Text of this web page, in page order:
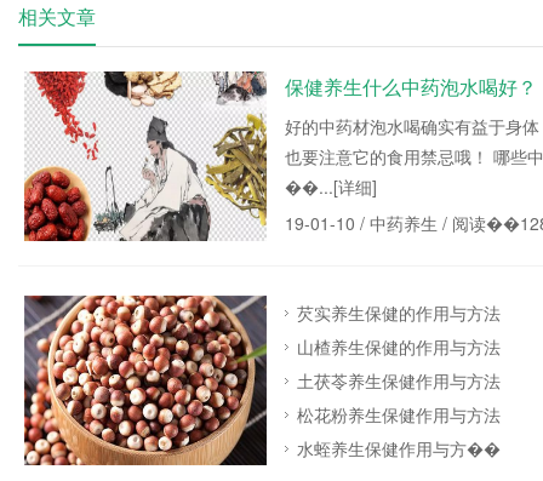
相关文章
保健养生什么中药泡水喝好？
好的中药材泡水喝确实有益于身
也要注意它的食用禁忌哦！ 哪些
��...[详细]
19-01-10 / 中药养生 / 阅读
芡实养生保健的作用与方法
山楂养生保健的作用与方法
土茯苓养生保健作用与方法
松花粉养生保健作用与方法
水蛭养生保健作用与方��